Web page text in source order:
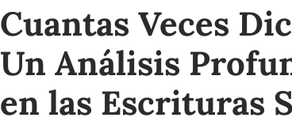
Cuantas Veces
Un Análisis
en las Escrituras